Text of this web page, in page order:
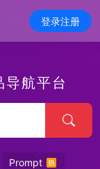
登录注册
航平台
Prompt